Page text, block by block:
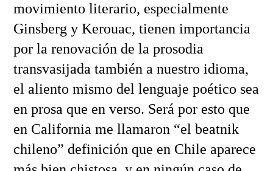
movimiento literario, especialmente
Ginsberg y Kerouac, tienen importancia
por la renovación de la prosodia
transvasijada también a nuestro idioma,
el aliento mismo del lenguaje poético sea
en prosa que en verso. Será por esto que
en California me llamaron “el beatnik
chileno” definición que en Chile aparece